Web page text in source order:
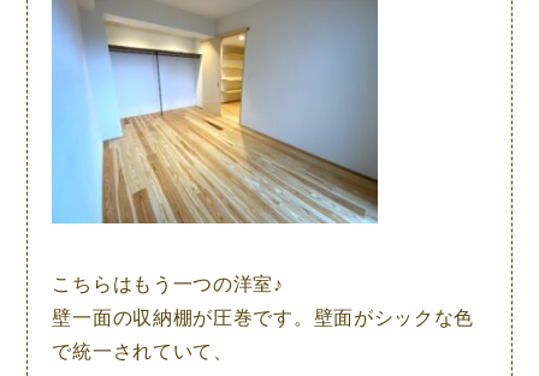
こちらはもう一つの洋室♪
壁一面の収納棚が圧巻です。壁面がシックな色
で統一されていて、